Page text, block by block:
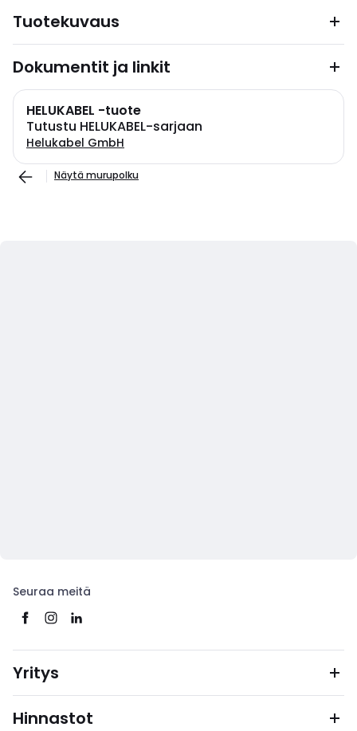
Tuotekuvaus
Dokumentit ja linkit
HELUKABEL -tuote
Tutustu HELUKABEL-sarjaan
Helukabel GmbH
Näytä murupolku
Seuraa meitä
Yritys
Hinnastot